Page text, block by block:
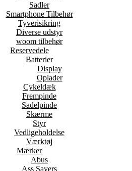
Sadler
Smartphone Tilbehør
Tyverisikring
Diverse udstyr
woom tilbehør
Reservedele
Batterier
Display
Oplader
Cykeldæk
Frempinde
Sadelpinde
Skærme
Styr
Vedligeholdelse
Værktøj
Mærker
Abus
Ass Savers